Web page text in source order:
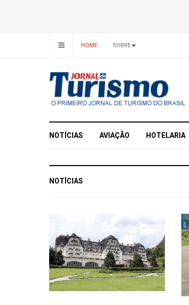
HOME SOBRE
NOTÍCIAS AVIAÇÃO HOTELARIA
NOTÍCIAS